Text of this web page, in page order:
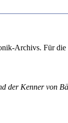
Archivs. Für die
Kenner von